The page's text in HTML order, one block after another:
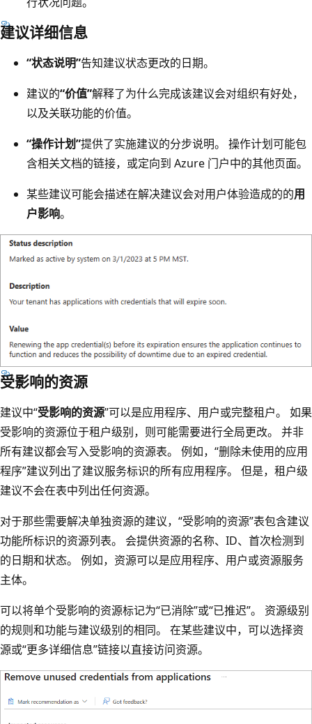
建议详细信息
“状态说明”告知建议状态更改的日期。
建议的“价值”解释了为什么完成该建议会对组织有好处，
以及关联功能的价值。
“操作计划”提供了实施建议的分步说明。 操作计划可能包
含相关文档的链接，或定向到 Azure 门户中的其他页面。
某些建议可能会描述在解决建议会对用户体验造成的的用
户影响。
受影响的资源
建议中“受影响的资源”可以是应用程序、用户或完整租户。 如果
受影响的资源位于租户级别，则可能需要进行全局更改。 并非
所有建议都会写入受影响的资源表。 例如，“删除未使用的应用
程序”建议列出了建议服务标识的所有应用程序。 但是，租户级
建议不会在表中列出任何资源。
对于那些需要解决单独资源的建议，“受影响的资源”表包含建议
功能所标识的资源列表。 会提供资源的名称、ID、首次检测到
的日期和状态。 例如，资源可以是应用程序、用户或资源服务
主体。
可以将单个受影响的资源标记为“已消除”或“已推迟”。 资源级别
的规则和功能与建议级别的相同。 在某些建议中，可以选择资
源或“更多详细信息”链接以直接访问资源。